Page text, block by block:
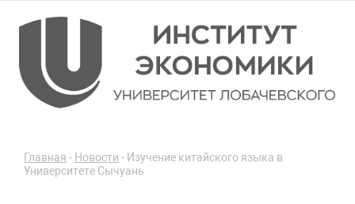
Главная - Новости - Изучение китайского языка в
Университете Сычуань